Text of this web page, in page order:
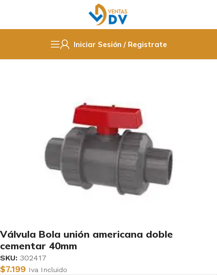
Iniciar Sesión / Registrate
Fittings PPR / Cobre / PVC PVC Hidraulico
Válvula Bola unión americana doble
cementar 40mm
SKU: 302417
$7.199 Iva Incluido